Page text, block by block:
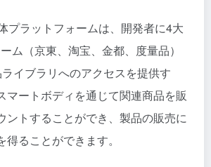
プラットフォームは、開発者に4大
ム（京東、淘宝、金都、度量品）
イブラリへのアクセスを提供す
マートボディを通じて関連商品を販
ントすることができ、製品の販売に
ることができます。